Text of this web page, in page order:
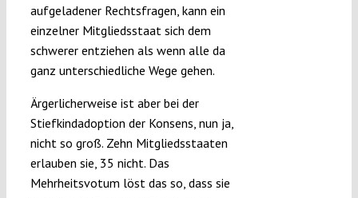
aufgeladener Rechtsfragen, kann ein
einzelner Mitgliedsstaat sich dem
schwerer entziehen als wenn alle da
ganz unterschiedliche Wege gehen.
Ärgerlicherweise ist aber bei der
Stiefkindadoption der Konsens, nun ja,
nicht so groß. Zehn Mitgliedsstaaten
erlauben sie, 35 nicht. Das
Mehrheitsvotum löst das so, dass sie